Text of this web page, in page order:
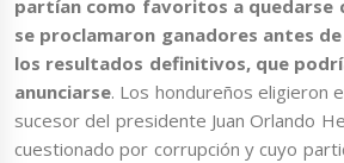
partían como favoritos a quedarse
se proclamaron ganadores antes
los resultados definitivos, que
anunciarse. Los hondureños eligieron
sucesor del presidente Juan Orlando
cuestionado por corrupción y cuyo